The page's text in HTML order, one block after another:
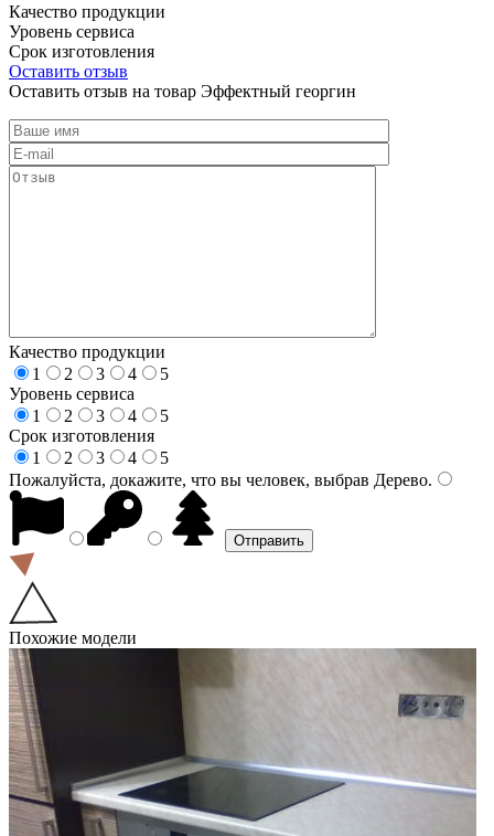
Качество продукции
Уровень сервиса
Срок изготовления
Оставить отзыв
Оставить отзыв на товар Эффектный георгин
Качество продукции
1
2 3 4
5
Уровень сервиса
1
2 3 4
5
Срок изготовления
1
2 3 4
5
Пожалуйста, докажите, что вы человек, выбрав Дерево.
Похожие модели